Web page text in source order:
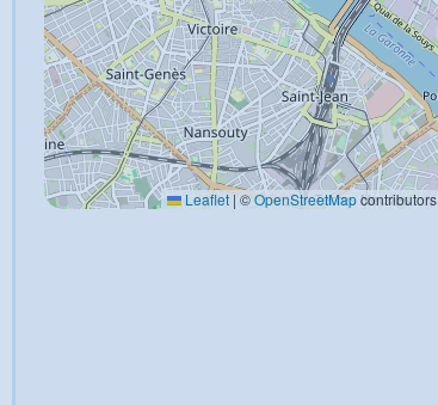
Leaflet|©OpenStreetMapcontributors